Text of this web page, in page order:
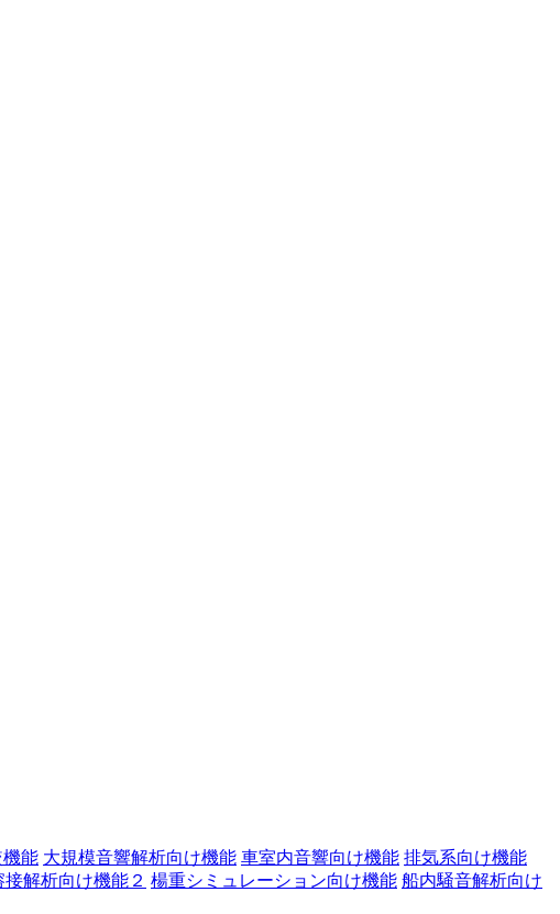
能 大規模音響解析向け機能 車室内音響向け機能 排気系向け機能
接解析向け機能２ 楊重シミュレーション向け機能 船内騒音解析向け